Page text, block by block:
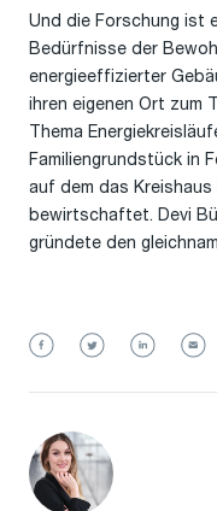
Und die Forschung ist
Bedürfnisse der
energieeffizierter
ihren eigenen Ort zum
Thema
Familiengrundstück in
auf dem das
bewirtschaftet. Devi
gründete den